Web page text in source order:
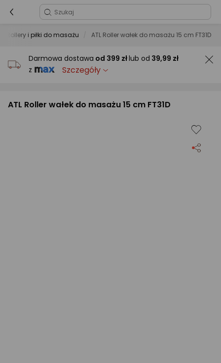
Rollery i piłki do masażu ATL Roller wałek do masażu 15 cm FT31D
Darmowa dostawa od 399 złlub od 39,99 zł
z
Szczegóły
ATL Roller wałek do masażu 15 cm FT31D